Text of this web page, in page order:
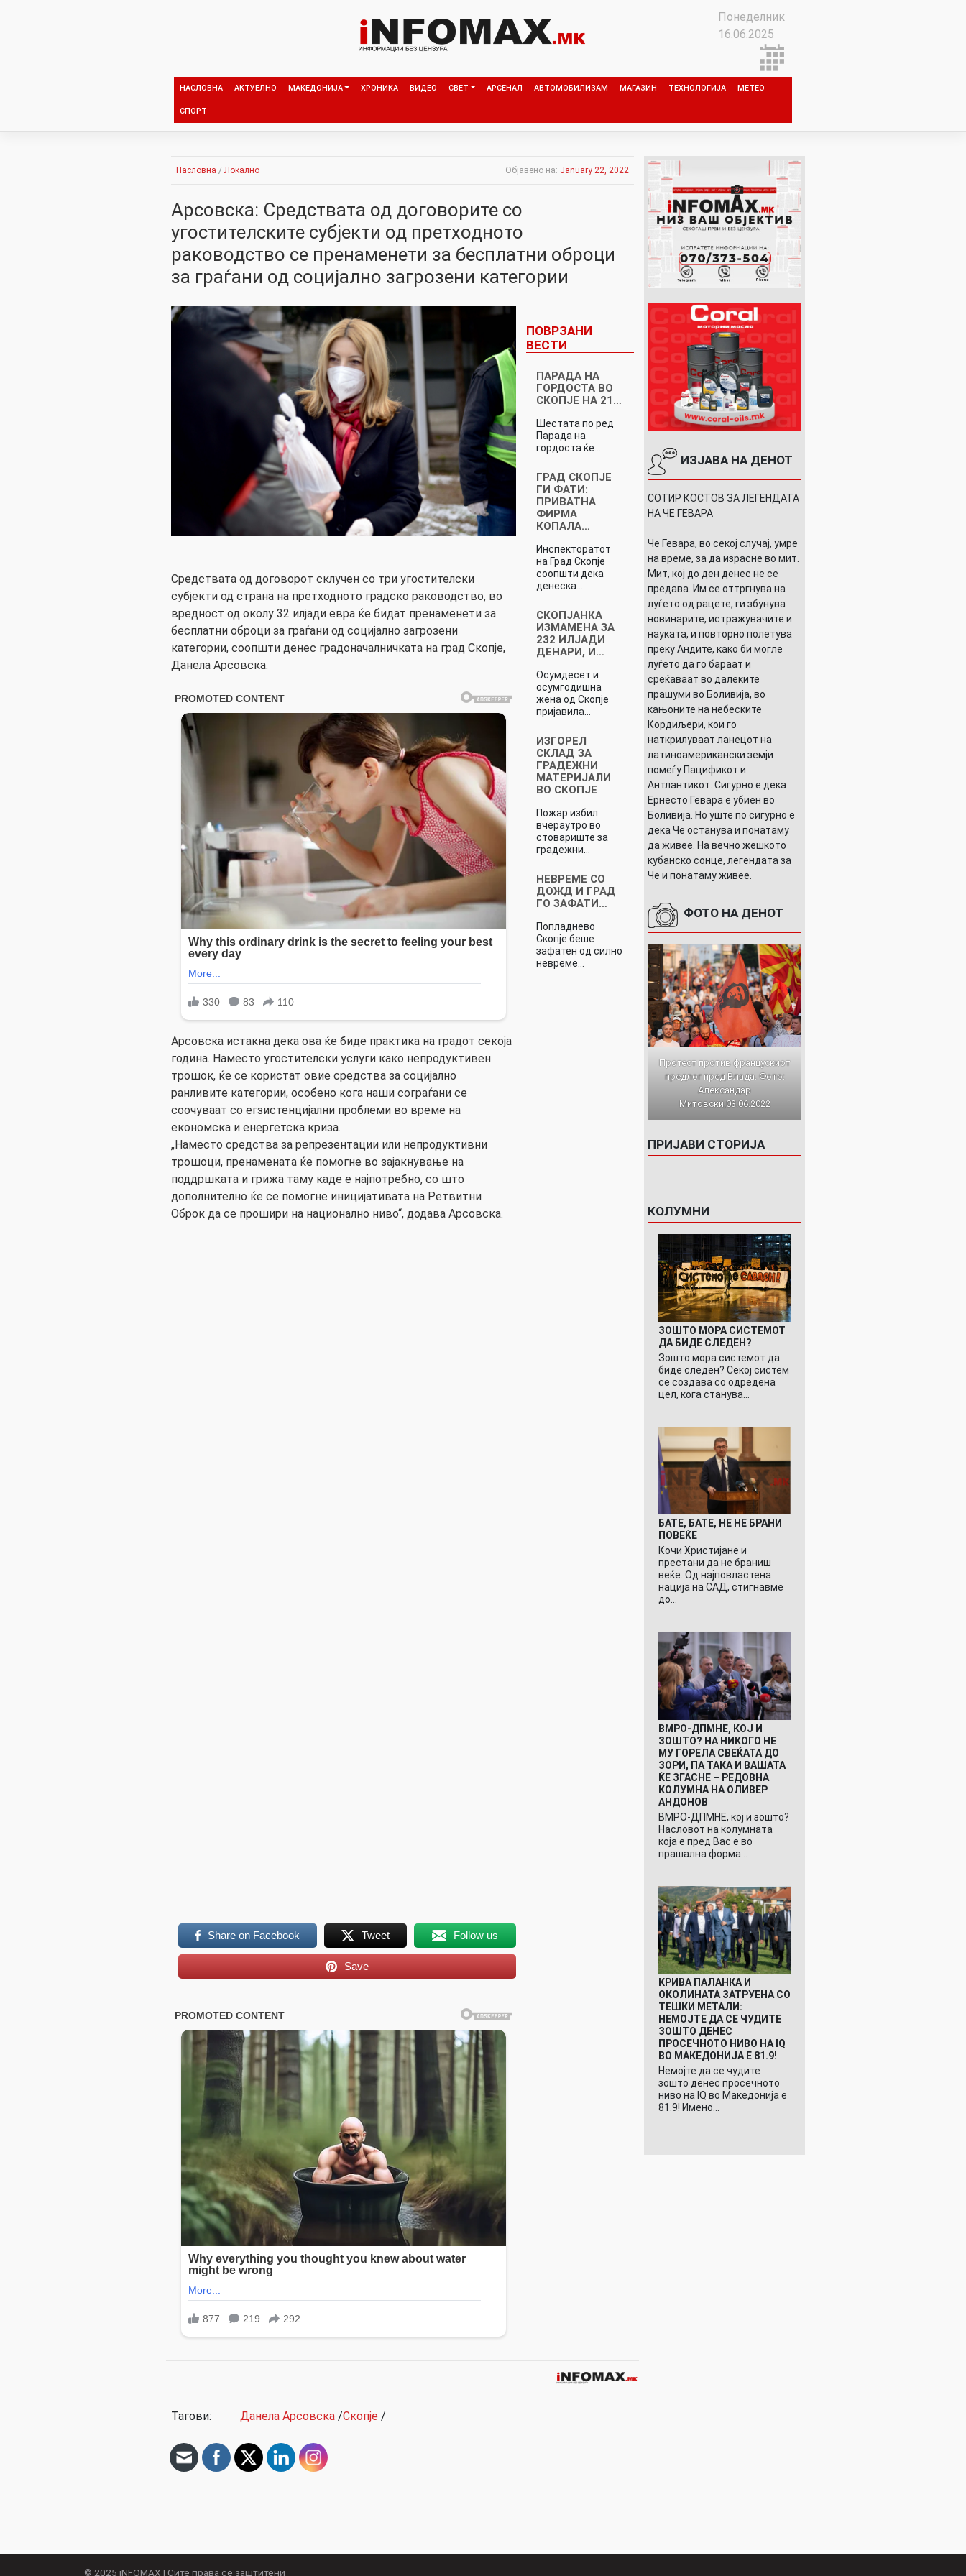
Понеделник
16.06.2025
НАСЛОВНА АКТУЕЛНО МАКЕДОНИЈА ХРОНИКА ВИДЕО СВЕТ АРСЕНАЛ АВТОМОБИЛИЗАМ МАГАЗИН ТЕХНОЛОГИЈА МЕТЕО
СПОРТ
Насловна / Локално Објавено на: January 22, 2022
Арсовска: Средствата од договорите со
угостителските субјекти од претходното
раководство се пренаменети за бесплатни оброци
за граѓани од социјално загрозени категории
Средствата од договорот склучен со три угостителски
субјекти од страна на претходното градско раководство, во
вредност од околу 32 илјади евра ќе бидат пренаменети за
бесплатни оброци за граѓани од социјално загрозени
категории, соопшти денес градоначалничката на град Скопје,
Данела Арсовска.
Арсовска истакна дека ова ќе биде практика на градот секоја
година. Наместо угостителски услуги како непродуктивен
трошок, ќе се користат овие средства за социјално
ранливите категории, особено кога наши сограѓани се
соочуваат со егзистенцијални проблеми во време на
економска и енергетска криза.
„Наместо средства за репрезентации или непродуктивни
трошоци, пренамената ќе помогне во зајакнување на
поддршката и грижа таму каде е најпотребно, со што
дополнително ќе се помогне иницијативата на Ретвитни
Оброк да се прошири на национално ниво“, додава Арсовска.
Share on Facebook Tweet Follow us
Save
ПОВРЗАНИ
ВЕСТИ
ПАРАДА НА
ГОРДОСТА ВО
СКОПЈЕ НА 21…
Шестата по ред
Парада на
гордоста ќе…
ГРАД СКОПЈЕ
ГИ ФАТИ:
ПРИВАТНА
ФИРМА
КОПАЛА…
Инспекторатот
на Град Скопје
соопшти дека
денеска…
СКОПЈАНКА
ИЗМАМЕНА ЗА
232 ИЛЈАДИ
ДЕНАРИ, И…
Осумдесет и
осумгодишна
жена од Скопје
пријавила…
ИЗГОРЕЛ
СКЛАД ЗА
ГРАДЕЖНИ
МАТЕРИЈАЛИ
ВО СКОПЈЕ
Пожар избил
вчераутро во
стовариште за
градежни…
НЕВРЕМЕ СО
ДОЖД И ГРАД
ГО ЗАФАТИ…
Попладнево
Скопје беше
зафатен од силно
невреме…
Тагови: Данела Арсовска /Скопје /
ИЗЈАВА НА ДЕНОТ
СОТИР КОСТОВ ЗА ЛЕГЕНДАТА
НА ЧЕ ГЕВАРА
Че Гевара, во секој случај, умре
на време, за да израсне во мит.
Мит, кој до ден денес не се
предава. Им се оттргнува на
луѓето од рацете, ги збунува
новинарите, истражувачите и
науката, и повторно полетува
преку Андите, како би могле
луѓето да го бараат и
среќаваат во далеките
прашуми во Боливија, во
кањоните на небеските
Кордиљери, кои го
наткрилуваат ланецот на
латиноамерикански земји
помеѓу Пацификот и
Антлантикот. Сигурно е дека
Ернесто Гевара е убиен во
Боливија. Но уште по сигурно е
дека Че останува и понатаму
да живее. На вечно жешкото
кубанско сонце, легендата за
Че и понатаму живее.
ФОТО НА ДЕНОТ
Протест против францускиот
предлог пред Влада. Фото:
Александар
Митовски,03.06.2022
ПРИЈАВИ СТОРИЈА
КОЛУМНИ
ЗОШТО МОРА СИСТЕМОТ
ДА БИДЕ СЛЕДЕН?
Зошто мора системот да
биде следен? Секој систем
се создава со одредена
цел, кога станува…
БАТЕ, БАТЕ, НЕ НЕ БРАНИ
ПОВЕЌЕ
Кочи Христијане и
престани да не браниш
веќе. Од најповластена
нација на САД, стигнавме
до…
ВМРО-ДПМНЕ, КОЈ И
ЗОШТО? НА НИКОГО НЕ
МУ ГОРЕЛА СВЕЌАТА ДО
ЗОРИ, ПА ТАКА И ВАШАТА
ЌЕ ЗГАСНЕ – РЕДОВНА
КОЛУМНА НА ОЛИВЕР
АНДОНОВ
ВМРО-ДПМНЕ, кој и зошто?
Насловот на колумната
која е пред Вас е во
прашална форма…
КРИВА ПАЛАНКА И
ОКОЛИНАТА ЗАТРУЕНА СО
ТЕШКИ МЕТАЛИ:
НЕМОЈТЕ ДА СЕ ЧУДИТЕ
ЗОШТО ДЕНЕС
ПРОСЕЧНОТО НИВО НА IQ
ВО МАКЕДОНИЈА Е 81.9!
Немојте да се чудите
зошто денес просечното
ниво на IQ во Македонија е
81.9! Имено…
© 2025 iNFOMAX | Сите права се заштитени